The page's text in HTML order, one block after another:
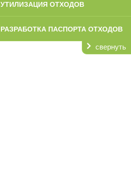
УТИЛИЗАЦИЯ ОТХОДОВ
РАЗРАБОТКА ПАСПОРТА ОТХОДОВ
свернуть